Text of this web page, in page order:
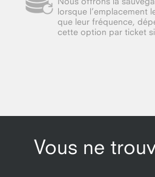
lorsque l’emplacement
que leur fréquence,
cette option par ticket
Vous ne